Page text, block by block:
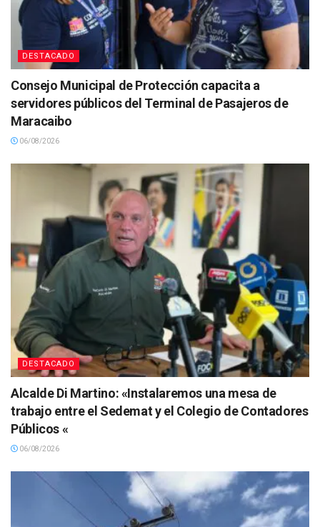
DESTACADO
Consejo Municipal de Protección capacita a
servidores públicos del Terminal de Pasajeros de
Maracaibo
06/08/2026
DESTACADO
Alcalde Di Martino: «Instalaremos una mesa de
trabajo entre el Sedemat y el Colegio de Contadores
Públicos «
06/08/2026